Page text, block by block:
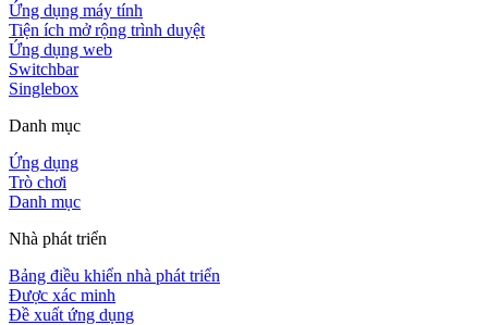
Ứng dụng máy tính
Tiện ích mở rộng trình duyệt
Ứng dụng web
Switchbar
Singlebox
Danh mục
Ứng dụng
Trò chơi
Danh mục
Nhà phát triển
Bảng điều khiển nhà phát triển
Được xác minh
Đề xuất ứng dụng